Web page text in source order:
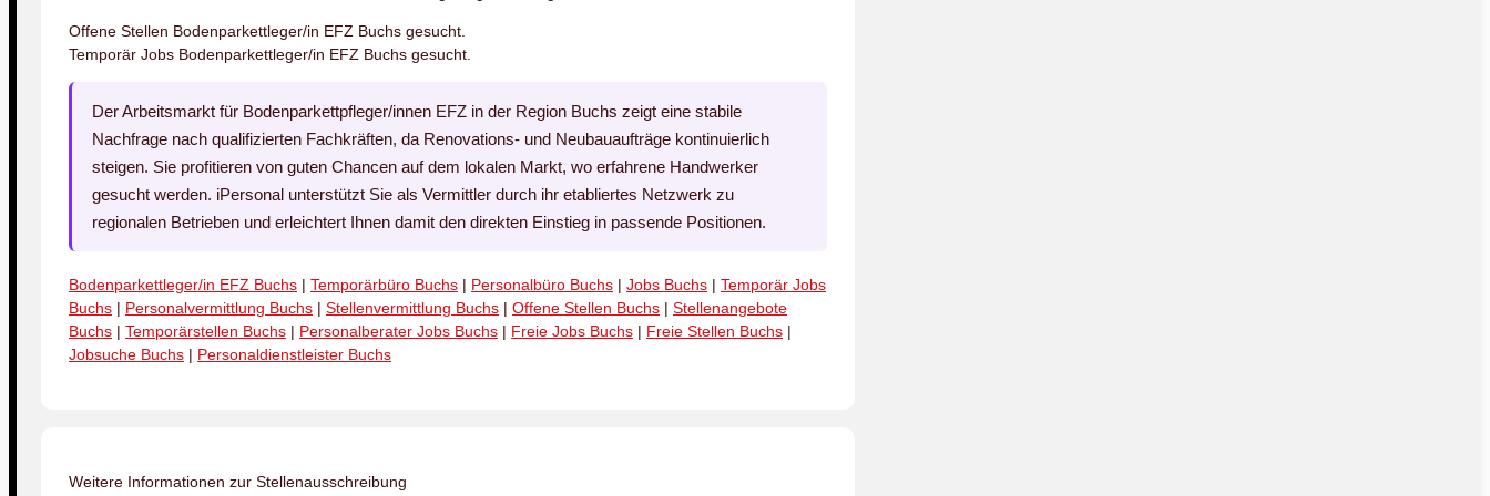
Offene Stellen Bodenparkettleger/in EFZ Buchs gesucht.
Temporär Jobs Bodenparkettleger/in EFZ Buchs gesucht.
Der Arbeitsmarkt für Bodenparkettpfleger/innen EFZ in der Region Buchs zeigt eine stabile
Nachfrage nach qualifizierten Fachkräften, da Renovations- und Neubauaufträge kontinuierlich
steigen. Sie profitieren von guten Chancen auf dem lokalen Markt, wo erfahrene Handwerker
gesucht werden. iPersonal unterstützt Sie als Vermittler durch ihr etabliertes Netzwerk zu
regionalen Betrieben und erleichtert Ihnen damit den direkten Einstieg in passende Positionen.
Bodenparkettleger/in EFZ Buchs | Temporärbüro Buchs | Personalbüro Buchs | Jobs Buchs | Temporär Jobs
Buchs | Personalvermittlung Buchs | Stellenvermittlung Buchs | Offene Stellen Buchs | Stellenangebote
Buchs | Temporärstellen Buchs | Personalberater Jobs Buchs | Freie Jobs Buchs | Freie Stellen Buchs |
Jobsuche Buchs | Personaldienstleister Buchs
Weitere Informationen zur Stellenausschreibung